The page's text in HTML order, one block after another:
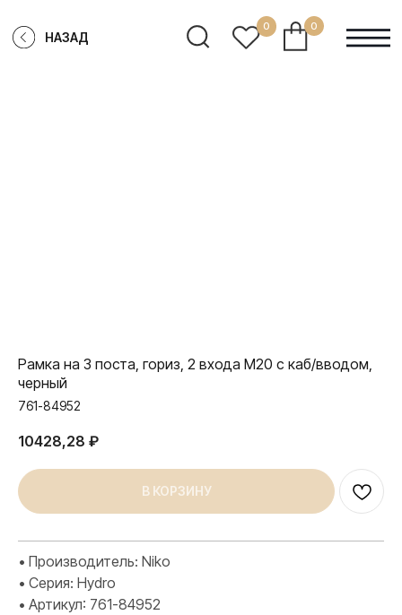
НАЗАД
Рамка на 3 поста, гориз, 2 входа М20 с каб/вводом,
черный
761-84952
10428,28 ₽
В КОРЗИНУ
• Производитель: Niko
• Серия: Hydro
• Артикул: 761-84952